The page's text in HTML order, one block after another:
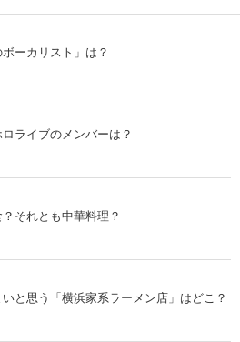
ーカリスト」は？
ライブのメンバーは？
それとも中華料理？
と思う「横浜家系ラーメン店」はどこ？